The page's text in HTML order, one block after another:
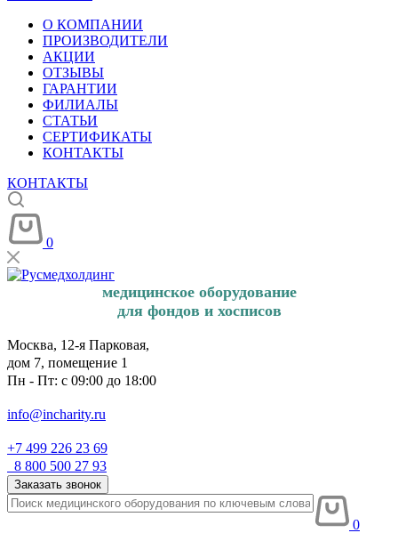
О КОМПАНИИ
ПРОИЗВОДИТЕЛИ
АКЦИИ
ОТЗЫВЫ
ГАРАНТИИ
ФИЛИАЛЫ
СТАТЬИ
СЕРТИФИКАТЫ
КОНТАКТЫ
КОНТАКТЫ
0
медицинское оборудование
для фондов и хосписов
Москва, 12-я Парковая,
дом 7, помещение 1
Пн - Пт: с 09:00 до 18:00
info@incharity.ru
+7 499 226 23 69
8 800 500 27 93
Заказать звонок
0